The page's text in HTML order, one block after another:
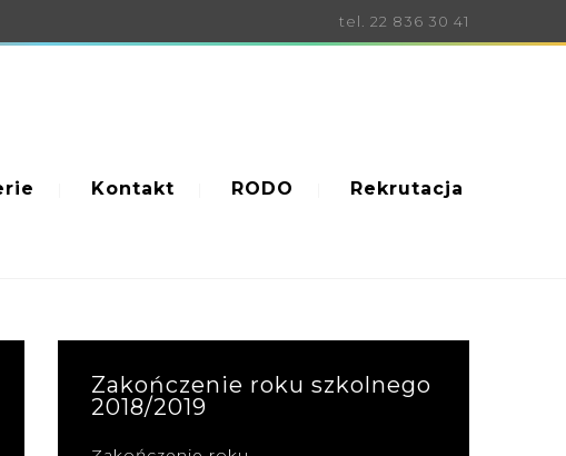
tel. 22 836 30 41
Kontakt RODO Rekrutacja
Zakończenie roku szkolnego
2018/2019